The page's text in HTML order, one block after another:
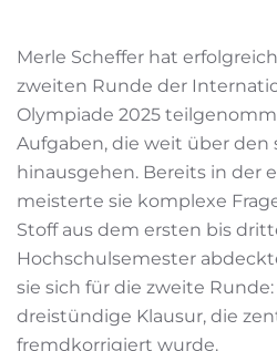
Merle Scheffer hat
zweiten Runde der
Olympiade 2025
Aufgaben, die weit über den
hinausgehen. Bereits in der
meisterte sie komplexe
Stoff aus dem ersten bis
Hochschulsemester
sie sich für die zweite
dreistündige Klausur, die
fremdkorrigiert wurde.